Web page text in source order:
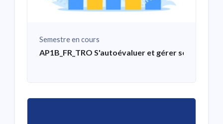
Semestre en cours
AP1B_FR_TRO S'autoévaluer et gérer ses